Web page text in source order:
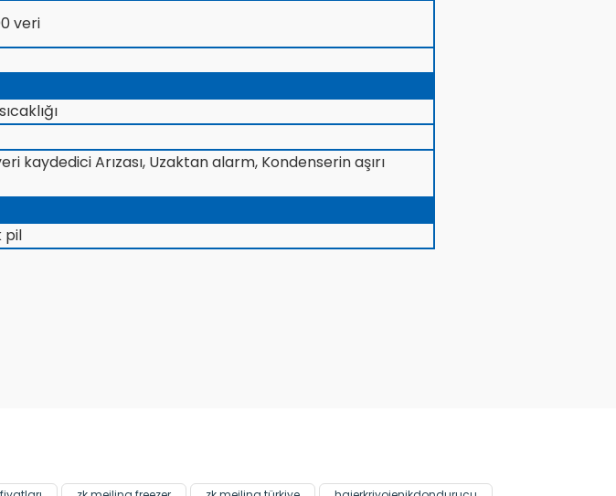
veri
kaydedici Arızası, Uzaktan alarm, Kondenserin aşırı
pil